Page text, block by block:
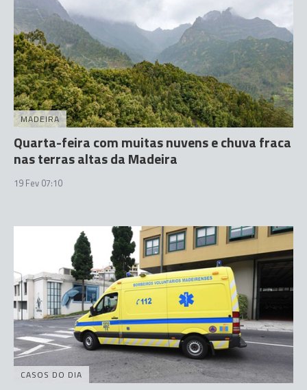
MADEIRA
Quarta-feira com muitas nuvens e chuva fraca
nas terras altas da Madeira
19 Fev 07:10
CASOS DO DIA